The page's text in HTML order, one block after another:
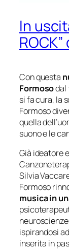
In
Con questa
Formosodal
si fa cura, la
Formoso
quella
suono e le
Già ideatore
Silvia
Formoso
musica in
ispirandosi
inserita in